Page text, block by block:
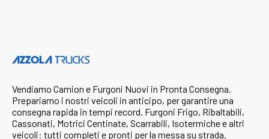
Vendiamo Camion e Furgoni Nuovi in Pronta Consegna.
Prepariamo i nostri veicoli in anticipo, per garantire una
consegna rapida in tempi record. Furgoni Frigo, Ribaltabili,
Cassonati, Motrici Centinate, Scarrabili, Isotermiche e altri
veicoli: tutti completi e pronti per la messa su strada.